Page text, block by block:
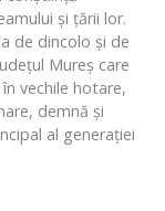
şi ţării lor.
de dincolo şi de
Mureş care
vechile hotare,
demnă şi
al generaţiei